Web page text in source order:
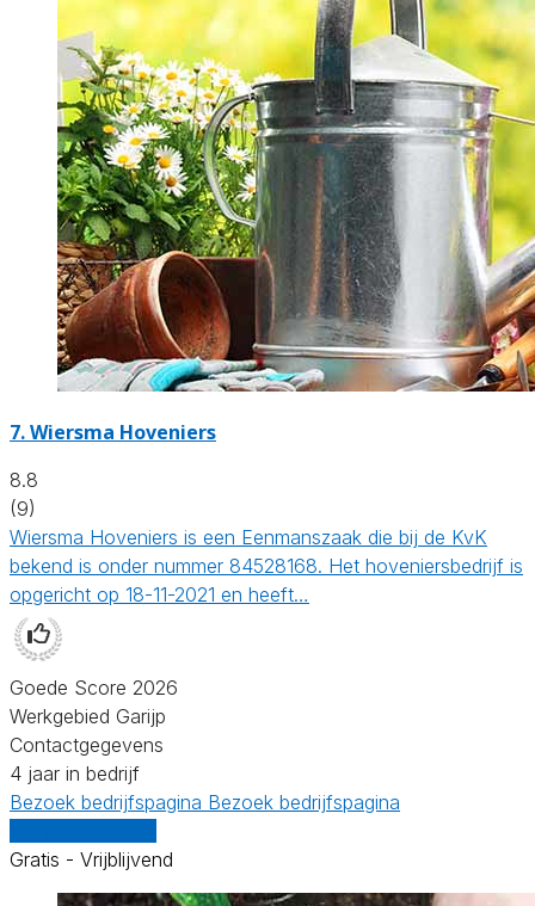
7.Wiersma Hoveniers
8.8
(9)
Wiersma Hoveniers is een Eenmanszaak die bij de KvK
bekend is onder nummer 84528168. Het hoveniersbedrijf is
opgericht op 18-11-2021 en heeft…
Goede Score 2026
Werkgebied Garijp
Contactgegevens
4 jaar in bedrijf
Bezoek bedrijfspagina Bezoek bedrijfspagina
Gratis - Vrijblijvend